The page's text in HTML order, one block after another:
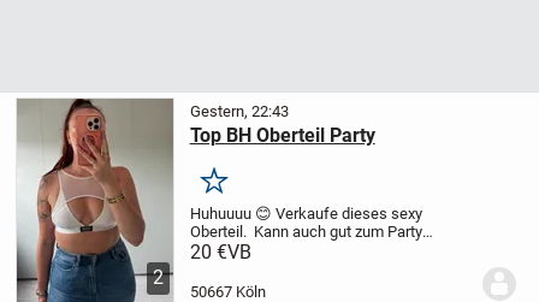
2
Gestern, 22:43
Top BH Oberteil Party
Merken
Huhuuuu 😊 Verkaufe dieses sexy
Oberteil. Kann auch gut zum Party
machen getragen werden.
20 €VB
50667 Köln